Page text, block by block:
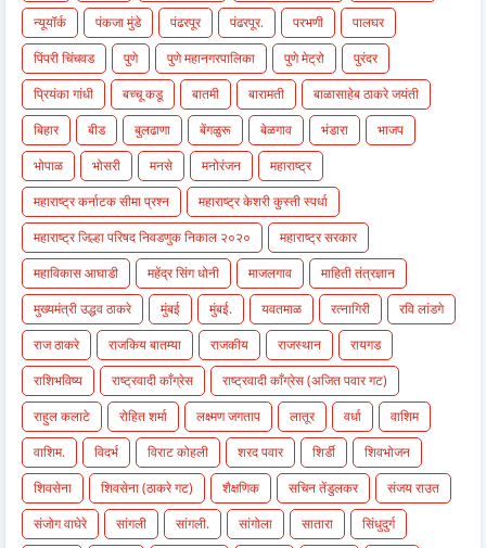
न्यूयॉर्क
पंकजा मुंडे पंढरपूर पंढरपूर. परभणी
पालघर
पिंपरी चिंचवड
पुणे पुणे महानगरपालिका पुणे मेट्रो
पुरंदर
प्रियंका गांधी
बच्चू कडू बातमी बारामती
बाळासाहेब ठाकरे जयंती
बिहार
बीड बुलढाणा बेंगळुरू बेळगाव भंडारा
भाजप
भोपाळ
भोसरी मनसे मनोरंजन
महाराष्ट्र
महाराष्ट्र कर्नाटक सीमा प्रश्न
महाराष्ट्र केशरी कुस्ती स्पर्धा
महाराष्ट्र जिल्हा परिषद निवडणुक निकाल २०२०
महाराष्ट्र सरकार
महाविकास आघाडी
महेंद्र सिंग धोनी माजलगाव
माहिती तंत्रज्ञान
मुख्यमंत्री उद्धव ठाकरे
मुंबई मुंबई. यवतमाळ रत्नागिरी
रवि लांडगे
राज ठाकरे
राजकिय बातम्या राजकीय राजस्थान
रायगड
राशिभविष्य
राष्ट्रवादी काँग्रेस
राष्ट्रवादी काँग्रेस (अजित पवार गट)
राहुल कलाटे
रोहित शर्मा लक्ष्मण जगताप लातूर वर्धा
वाशिम
वाशिम.
विदर्भ विराट कोहली शरद पवार शिर्डी
शिवभोजन
शिवसेना
शिवसेना (ठाकरे गट) शैक्षणिक सचिन तेंडुलकर
संजय राउत
संजोग वाघेरे
सांगली सांगली. सांगोला सातारा
सिंधुदुर्ग